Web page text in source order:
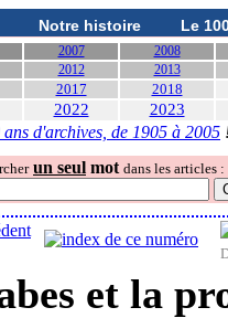
Notre histoire Le
2007
2008
2012 2013
2017 2018
2022 2023
ans d'archives, de 1905 à 2005
un seul mot dans les articles :
et la